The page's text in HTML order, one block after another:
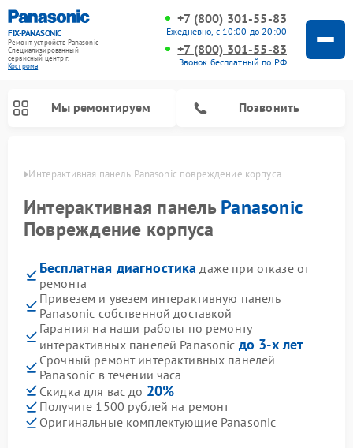
FIX-PANASONIC
Ремонт устройств Panasonic
Специализированный
cервисный центр г.
Кострома
+7 (800) 301-55-83
Ежедневно, с 10:00 до 20:00
+7 (800) 301-55-83
Звонок бесплатный по РФ
Мы ремонтируем Позвонить
Интерактивная панель Panasonic повреждение корпуса
Интерактивная панельPanasonic
Повреждение корпуса
Бесплатная диагностика даже при отказе от
ремонта
Привезем и увезем интерактивную панель
Panasonic собственной доставкой
Гарантия на наши работы по ремонту
интерактивных панелей Panasonic до 3-х лет
Срочный ремонт интерактивных панелей
Panasonic в течении часа
Скидка для вас до 20%
Получите 1500 рублей на ремонт
Оригинальные комплектующие Panasonic